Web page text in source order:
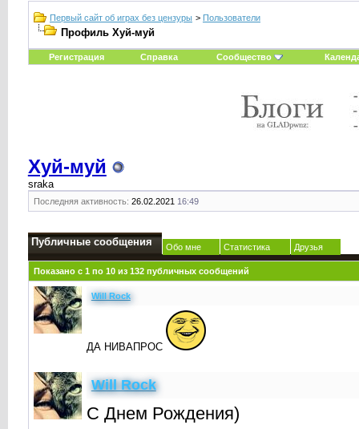
Первый сайт об играх без цензуры > Пользователи
Профиль Хуй-муй
Регистрация Справка Сообщество
Хуй-муй
sraka
Последняя активность: 26.02.2021 16:49
Публичные сообщения Обо мне Статистика Друзья
Показано с 1 по 10из 132публичных сообщений
Will Rock
ДА НИВАПРОС
Will Rock
С Днем Рождения)